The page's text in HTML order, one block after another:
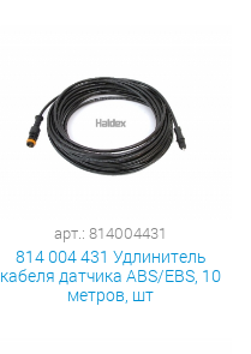
арт.: 814004431
814 004 431 Удлинитель
кабеля датчика ABS/EBS, 10
метров, шт